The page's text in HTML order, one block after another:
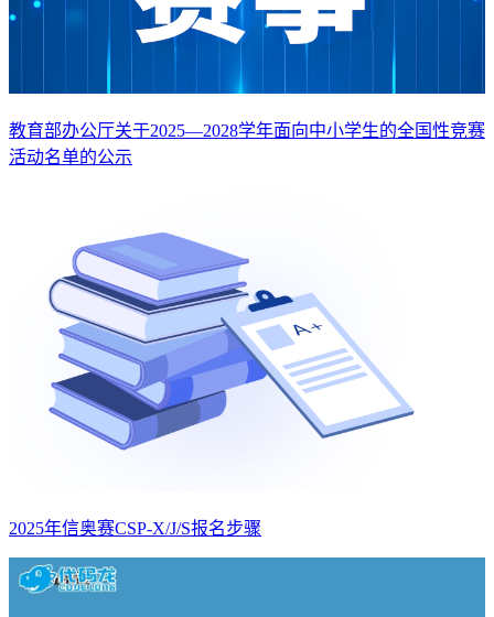
教育部办公厅关于2025—2028学年面向中小学生的全国性竞赛
活动名单的公示
2025年信奥赛CSP-X/J/S报名步骤